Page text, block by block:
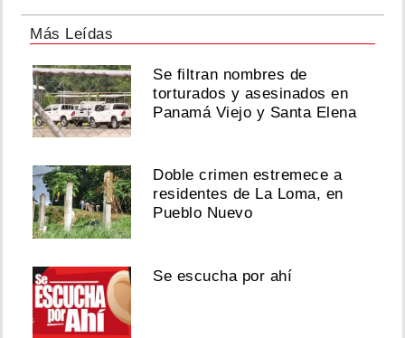
Más Leídas
Se filtran nombres de
torturados y asesinados en
Panamá Viejo y Santa Elena
Doble crimen estremece a
residentes de La Loma, en
Pueblo Nuevo
Se escucha por ahí